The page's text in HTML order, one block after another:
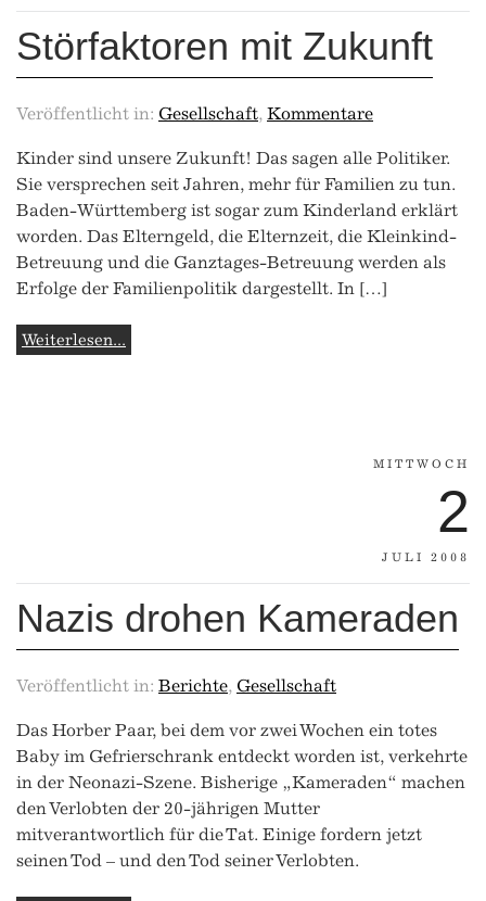
Störfaktoren mit Zukunft
Veröffentlicht in: Gesellschaft, Kommentare
Kinder sind unsere Zukunft! Das sagen alle Politiker.
Sie versprechen seit Jahren, mehr für Familien zu tun.
Baden-Württemberg ist sogar zum Kinderland erklärt
worden. Das Elterngeld, die Elternzeit, die Kleinkind-
Betreuung und die Ganztages-Betreuung werden als
Erfolge der Familienpolitik dargestellt. In […]
Weiterlesen...
MITTWOCH
2
JULI 2008
Nazis drohen Kameraden
Veröffentlicht in: Berichte, Gesellschaft
Das Horber Paar, bei dem vor zwei Wochen ein totes
Baby im Gefrierschrank entdeckt worden ist, verkehrte
in der Neonazi-Szene. Bisherige „Kameraden“ machen
den Verlobten der 20-jährigen Mutter
mitverantwortlich für die Tat. Einige fordern jetzt
seinen Tod – und den Tod seiner Verlobten.